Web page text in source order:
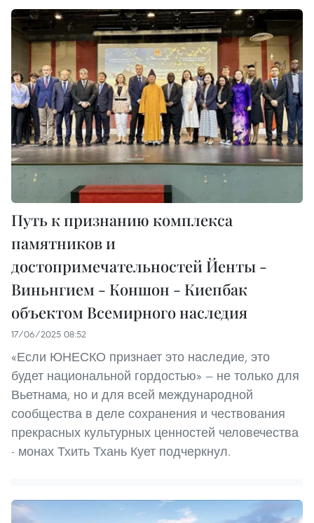
Путь к признанию комплекса
памятников и
достопримечательностей Йенты -
Виньнгием - Коншон - Киепбак
объектом Всемирного наследия
17/06/2025 08:52
«Если ЮНЕСКО признает это наследие, это
будет национальной гордостью» — не только для
Вьетнама, но и для всей международной
сообщества в деле сохранения и чествования
прекрасных культурных ценностей человечества
- монах Тхить Тхань Кует подчеркнул.